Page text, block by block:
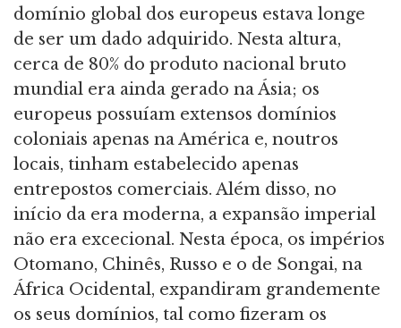
domínio global dos europeus estava longe
de ser um dado adquirido. Nesta altura,
cerca de 80% do produto nacional bruto
mundial era ainda gerado na Ásia; os
europeus possuíam extensos domínios
coloniais apenas na América e, noutros
locais, tinham estabelecido apenas
entrepostos comerciais. Além disso, no
início da era moderna, a expansão imperial
não era excecional. Nesta época, os impérios
Otomano, Chinês, Russo e o de Songai, na
África Ocidental, expandiram grandemente
os seus domínios, tal como fizeram os